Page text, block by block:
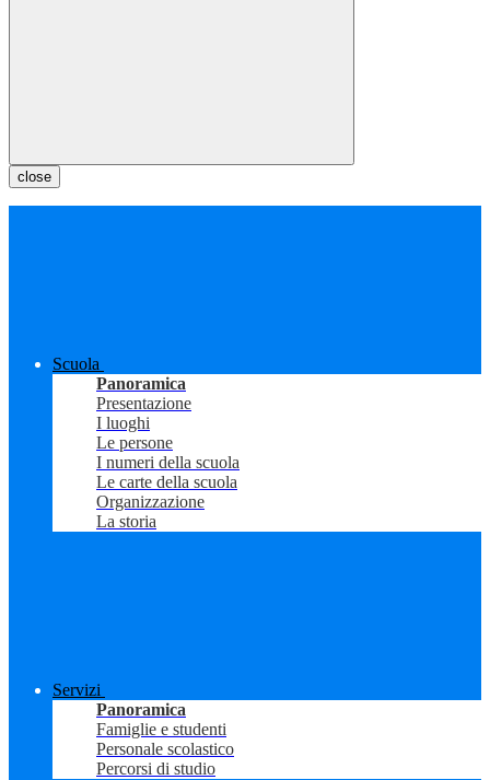
close
Scuola
Panoramica
Presentazione
I luoghi
Le persone
I numeri della scuola
Le carte della scuola
Organizzazione
La storia
Servizi
Panoramica
Famiglie e studenti
Personale scolastico
Percorsi di studio